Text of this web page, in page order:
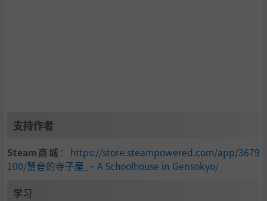
游戏特色
扮演上白泽慧音，体验教师模拟经营，并经历一段关于变
革与抉择的主线故事。
经典东方Project世界观，与众多熟悉的
支持作者
Steam商城 ： https://store.steampowered.com/app/3679
100/慧音的寺子屋_~ A Schoolhouse in Gensokyo/
学习